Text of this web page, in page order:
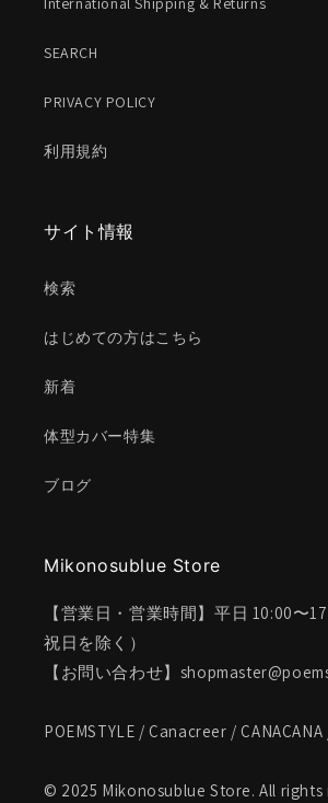
SEARCH
PRIVACY POLICY
利用規約
サイト情報
検索
はじめての方はこちら
新着
体型カバー特集
ブログ
Mikonosublue Store
【営業日・営業時間】平日 10:00〜
祝日を除く）
【お問い合わせ】
POEMSTYLE / Canacreer /
© 2025 Mikonosublue Store. All rights